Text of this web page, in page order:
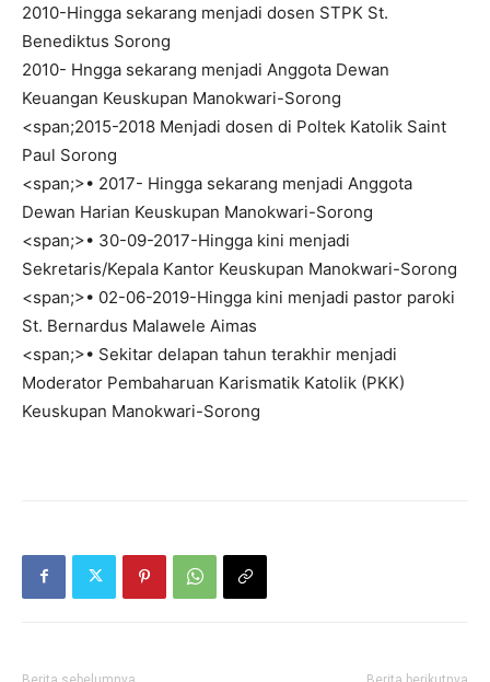
2010-Hingga sekarang menjadi dosen STPK St.
Benediktus Sorong
2010- Hngga sekarang menjadi Anggota Dewan
Keuangan Keuskupan Manokwari-Sorong
<span;2015-2018 Menjadi dosen di Poltek Katolik Saint
Paul Sorong
<span;>• 2017- Hingga sekarang menjadi Anggota
Dewan Harian Keuskupan Manokwari-Sorong
<span;>• 30-09-2017-Hingga kini menjadi
Sekretaris/Kepala Kantor Keuskupan Manokwari-Sorong
<span;>• 02-06-2019-Hingga kini menjadi pastor paroki
St. Bernardus Malawele Aimas
<span;>• Sekitar delapan tahun terakhir menjadi
Moderator Pembaharuan Karismatik Katolik (PKK)
Keuskupan Manokwari-Sorong